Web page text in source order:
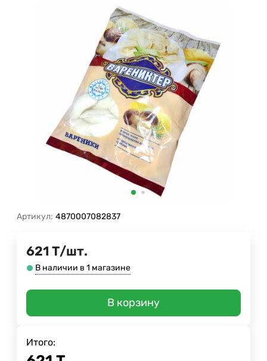
Артикул: 4870007082837
621 Т/шт.
В наличии в 1 магазине
В корзину
Итого: